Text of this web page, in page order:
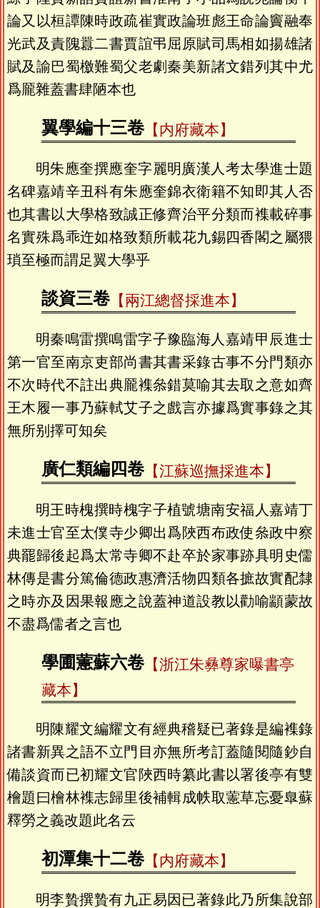
論又以桓譚陳時政疏崔實政論班彪王命論竇融奉
光武及責隗囂二書賈誼弔屈原賦司馬相如揚雄諸
賦及諭巴蜀檄難蜀父老劇秦美新諸文錯列其中尤
爲龎雜蓋書肆陋本也
翼學編十三卷【内府藏本】
明朱應奎撰應奎字麗明廣漢人考太學進士題
名碑嘉靖辛丑科有朱應奎錦衣衛籍不知即其人否
也其書以大學格致誠正修齊治平分類而襍載碎事
名實殊爲乖迕如格致類所載花九錫四香閣之屬猥
瑣至極而謂足翼大學乎
談資三卷【兩江總督採進本】
明秦鳴雷撰鳴雷字子豫臨海人嘉靖甲辰進士
第一官至南京吏部尚書其書采錄古事不分門類亦
不次時代不註出典龎襍叅錯莫喻其去取之意如齊
王木履一事乃蘇軾艾子之戲言亦據爲實事錄之其
無所别擇可知矣
廣仁類編四卷【江蘇巡撫採進本】
明王時槐撰時槐字子植號塘南安福人嘉靖丁
未進士官至太僕寺少卿出爲陜西布政使叅政中察
典罷歸後起爲太常寺卿不赴卒於家事跡具明史儒
林傳是書分篤倫德政惠濟活物四類各摭故實配隸
之時亦及因果報應之說蓋神道設教以勸喻顓蒙故
不盡爲儒者之言也
學圃藼蘇六卷【浙江朱彝尊家曝書亭
藏本】
明陳耀文編耀文有經典稽疑已著錄是編襍錄
諸書新異之語不立門目亦無所考訂蓋隨閱隨鈔自
備談資而已初耀文官陜西時纂此書以署後亭有雙
檜題曰檜林襍志歸里後補輯成帙取藼草忘憂臯蘇
釋勞之義改題此名云
初潭集十二卷【内府藏本】
明李贄撰贄有九正易因已著錄此乃所集說部